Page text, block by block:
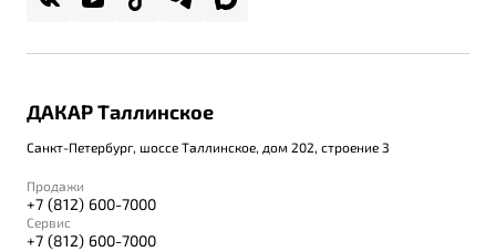
ДАКАР Таллинское
Санкт-Петербург, шоссе Таллинское, дом 202, строение 3
Продажи
+7 (812) 600-7000
Сервис
+7 (812) 600-7000